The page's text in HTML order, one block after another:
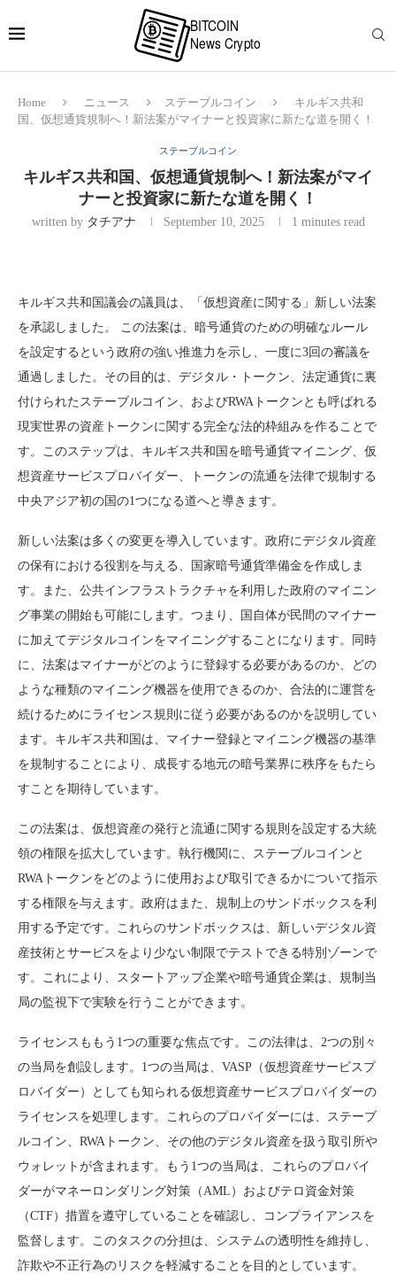
Home ニュース ステーブルコイン
キルギス共和
国、仮想通貨規制へ！新法案がマイナーと投資家に新たな道を開く！
ステーブルコイン
キルギス共和国、仮想通貨規制へ！新法案がマイ
ナーと投資家に新たな道を開く！
written by タチアナ September 10, 2025 1 minutes read
キルギス共和国議会の議員は、「仮想資産に関する」新しい法案
を承認しました。 この法案は、暗号通貨のための明確なルール
を設定するという政府の強い推進力を示し、一度に3回の審議を
通過しました。その目的は、デジタル・トークン、法定通貨に裏
付けられたステーブルコイン、およびRWAトークンとも呼ばれる
現実世界の資産トークンに関する完全な法的枠組みを作ることで
す。このステップは、キルギス共和国を暗号通貨マイニング、仮
想資産サービスプロバイダー、トークンの流通を法律で規制する
中央アジア初の国の1つになる道へと導きます。
新しい法案は多くの変更を導入しています。政府にデジタル資産
の保有における役割を与える、国家暗号通貨準備金を作成しま
す。また、公共インフラストラクチャを利用した政府のマイニン
グ事業の開始も可能にします。つまり、国自体が民間のマイナー
に加えてデジタルコインをマイニングすることになります。同時
に、法案はマイナーがどのように登録する必要があるのか、どの
ような種類のマイニング機器を使用できるのか、合法的に運営を
続けるためにライセンス規則に従う必要があるのかを説明してい
ます。キルギス共和国は、マイナー登録とマイニング機器の基準
を規制することにより、成長する地元の暗号業界に秩序をもたら
すことを期待しています。
この法案は、仮想資産の発行と流通に関する規則を設定する大統
領の権限を拡大しています。執行機関に、ステーブルコインと
RWAトークンをどのように使用および取引できるかについて指示
する権限を与えます。政府はまた、規制上のサンドボックスを利
用する予定です。これらのサンドボックスは、新しいデジタル資
産技術とサービスをより少ない制限でテストできる特別ゾーンで
す。これにより、スタートアップ企業や暗号通貨企業は、規制当
局の監視下で実験を行うことができます。
ライセンスももう1つの重要な焦点です。この法律は、2つの別々
の当局を創設します。1つの当局は、VASP（仮想資産サービスプ
ロバイダー）としても知られる仮想資産サービスプロバイダーの
ライセンスを処理します。これらのプロバイダーには、ステーブ
ルコイン、RWAトークン、その他のデジタル資産を扱う取引所や
ウォレットが含まれます。もう1つの当局は、これらのプロバイ
ダーがマネーロンダリング対策（AML）およびテロ資金対策
（CTF）措置を遵守していることを確認し、コンプライアンスを
監督します。このタスクの分担は、システムの透明性を維持し、
詐欺や不正行為のリスクを軽減することを目的としています。